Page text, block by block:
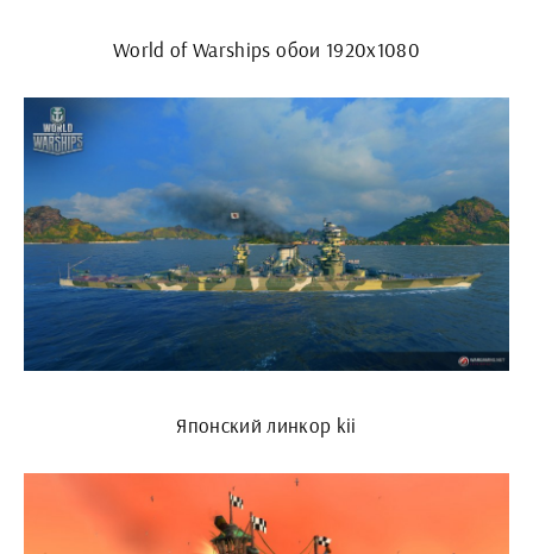
World of Warships обои 1920x1080
Японский линкор kii